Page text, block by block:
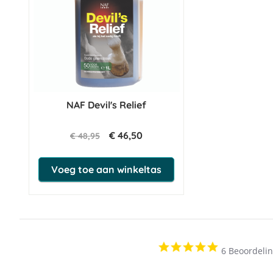
NAF Devil's Relief
€ 48,95 € 46,50
Voeg toe aan winkeltas
4.8
star
6